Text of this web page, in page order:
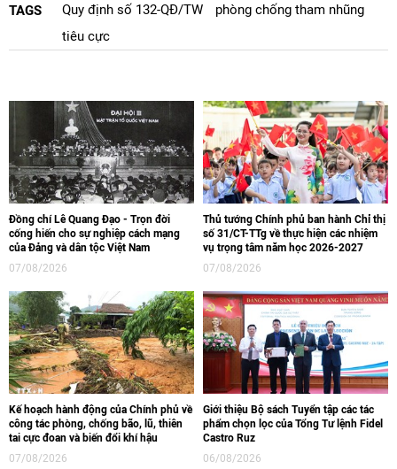
TAGS Quy định số 132-QĐ/TW
phòng chống tham nhũng
tiêu cực
Đồng chí Lê Quang Đạo - Trọn đời
cống hiến cho sự nghiệp cách mạng
của Đảng và dân tộc Việt Nam
07/08/2026
Thủ tướng Chính phủ ban hành Chỉ thị
số 31/CT-TTg về thực hiện các nhiệm
vụ trọng tâm năm học 2026-2027
07/08/2026
Kế hoạch hành động của Chính phủ về
công tác phòng, chống bão, lũ, thiên
tai cực đoan và biến đổi khí hậu
07/08/2026
Giới thiệu Bộ sách Tuyển tập các tác
phẩm chọn lọc của Tổng Tư lệnh Fidel
Castro Ruz
06/08/2026